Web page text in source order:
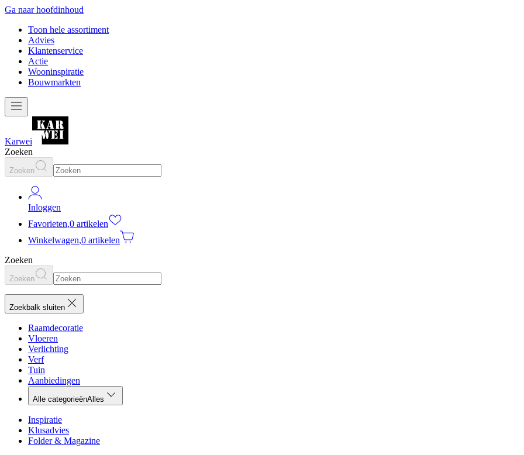
Ga naar hoofdinhoud
Toon hele assortiment
Advies
Klantenservice
Actie
Wooninspiratie
Bouwmarkten
Karwei
Zoeken
Zoeken
Inloggen
Favorieten,0 artikelen
Winkelwagen,0 artikelen
Zoeken
Zoeken
Zoekbalk sluiten
Raamdecoratie
Vloeren
Verlichting
Verf
Tuin
Aanbiedingen
Alle categorieënAlles
Inspiratie
Klusadvies
Folder & Magazine